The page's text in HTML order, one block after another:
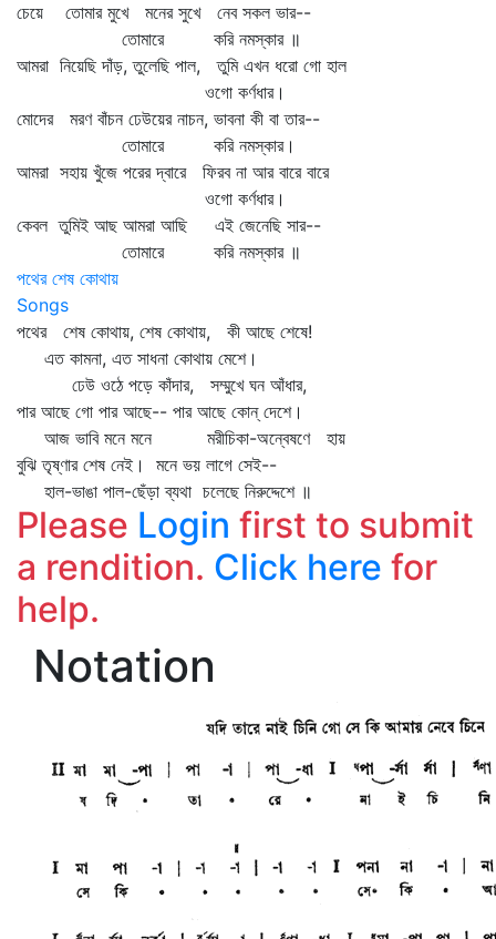
চেয়ে তোমার মুখে মনের সুখে নেব সকল ভার--
তোমারে করি নমস্কার ॥
আমরা নিয়েছি দাঁড়, তুলেছি পাল, তুমি এখন ধরো গো হাল
ওগো কর্ণধার।
মোদের মরণ বাঁচন ঢেউয়ের নাচন, ভাবনা কী বা তার--
তোমারে করি নমস্কার।
আমরা সহায় খুঁজে পরের দ্বারে ফিরব না আর বারে বারে
ওগো কর্ণধার।
কেবল তুমিই আছ আমরা আছি এই জেনেছি সার--
তোমারে করি নমস্কার ॥
পথের শেষ কোথায়
Songs
পথের শেষ কোথায়, শেষ কোথায়, কী আছে শেষে!
এত কামনা, এত সাধনা কোথায় মেশে।
ঢেউ ওঠে পড়ে কাঁদার, সম্মুখে ঘন আঁধার,
পার আছে গো পার আছে-- পার আছে কোন্‌ দেশে।
আজ ভাবি মনে মনে মরীচিকা-অন্বেষণে হায়
বুঝি তৃষ্ণার শেষ নেই। মনে ভয় লাগে সেই--
হাল-ভাঙা পাল-ছেঁড়া ব্যথা চলেছে নিরুদ্দেশে ॥
Please Login first to submit
a rendition. Click here for
help.
Notation